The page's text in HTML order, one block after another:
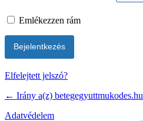
Emlékezzen rám
Elfelejtett jelszó?
← Irány a(z) betegegyuttmukodes.hu
Adatvédelem